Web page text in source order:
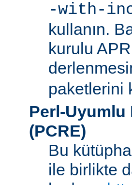
-with-
kullanın.
kurulu
paketlerini
Perl-Uyumlu
(PCRE)
Bu
ile birlikte